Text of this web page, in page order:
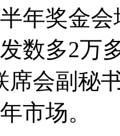
年奖金
数多2万
席会副秘
市场。